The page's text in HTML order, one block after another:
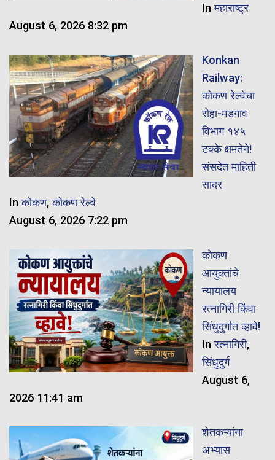
Inमहाराष्ट्र
August 6, 2026 8:32 pm
Konkan
Railway:
कोकण रेल्वेचा
रोहा-मडगाव
विभाग १४५
टक्के क्षमतेने!
संसदेत माहिती
सादर
Inकोकण,कोकण रेल्वे
August 6, 2026 7:22 pm
कोकण
आयुक्तांचे
न्यायालय
रत्नागिरी किंवा
सिंधुदुर्गात व्हावे!
Inरत्नागिरी,
सिंधुदुर्ग
August 6,
2026 11:41 am
शेतकऱ्यांना
अभ्यास